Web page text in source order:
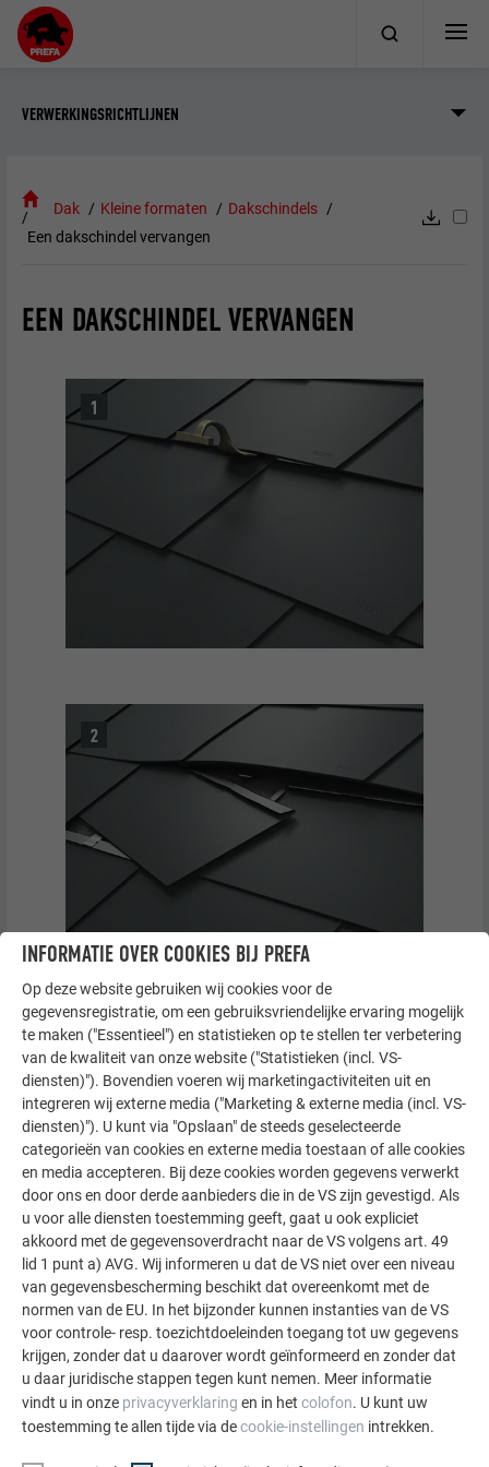
VERWERKINGSRICHTLIJNEN
Dak Kleine formaten
Dakschindels
Een dakschindel vervangen
EEN DAKSCHINDEL VERVANGEN
INFORMATIE OVER COOKIES BIJ PREFA
Op deze website gebruiken wij cookies voor de
gegevensregistratie, om een gebruiksvriendelijke ervaring mogelijk
te maken ("Essentieel") en statistieken op te stellen ter verbetering
van de kwaliteit van onze website ("Statistieken (incl. VS-
diensten)"). Bovendien voeren wij marketingactiviteiten uit en
integreren wij externe media ("Marketing & externe media (incl. VS-
diensten)"). U kunt via "Opslaan" de steeds geselecteerde
categorieën van cookies en externe media toestaan of alle cookies
en media accepteren. Bij deze cookies worden gegevens verwerkt
door ons en door derde aanbieders die in de VS zijn gevestigd. Als
u voor alle diensten toestemming geeft, gaat u ook expliciet
akkoord met de gegevensoverdracht naar de VS volgens art. 49
lid 1 punt a) AVG. Wij informeren u dat de VS niet over een niveau
van gegevensbescherming beschikt dat overeenkomt met de
normen van de EU. In het bijzonder kunnen instanties van de VS
voor controle- resp. toezichtdoeleinden toegang tot uw gegevens
krijgen, zonder dat u daarover wordt geïnformeerd en zonder dat
u daar juridische stappen tegen kunt nemen. Meer informatie
vindt u in onze privacyverklaring en in het colofon. U kunt uw
toestemming te allen tijde via decookie-instellingen intrekken.